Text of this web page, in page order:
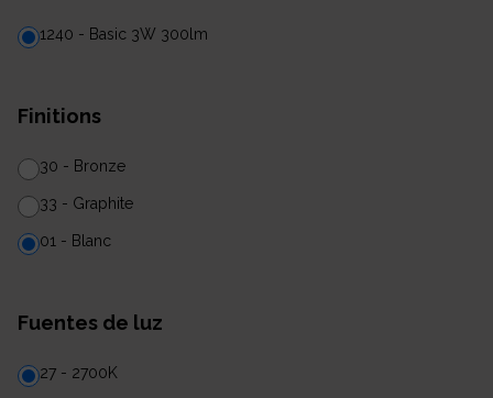
1240 - Basic 3W 300lm
Finitions
30 - Bronze
33 - Graphite
01 - Blanc
Fuentes de luz
27 - 2700K